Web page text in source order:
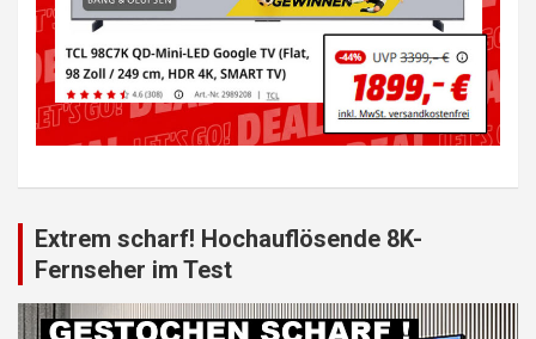
Extrem scharf! Hochauflösende 8K-
Fernseher im Test